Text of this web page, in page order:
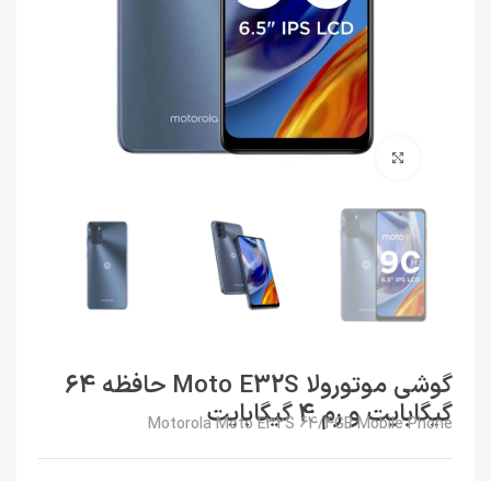
برای بزرگنمایی کلیک کنید
گوشی موتورولا Moto E32S حافظه 64
گیگابایت و رم 4 گیگابایت
Motorola Moto E32S 64/4GB Mobile Phone